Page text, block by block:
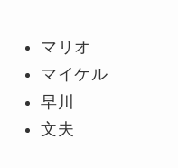
マリオ
マイケル
早川
文夫